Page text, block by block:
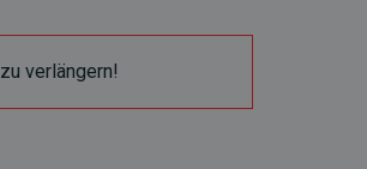
verlängern!